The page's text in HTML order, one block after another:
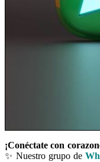
¡Conéctate con
✨ Nuestro grupo de